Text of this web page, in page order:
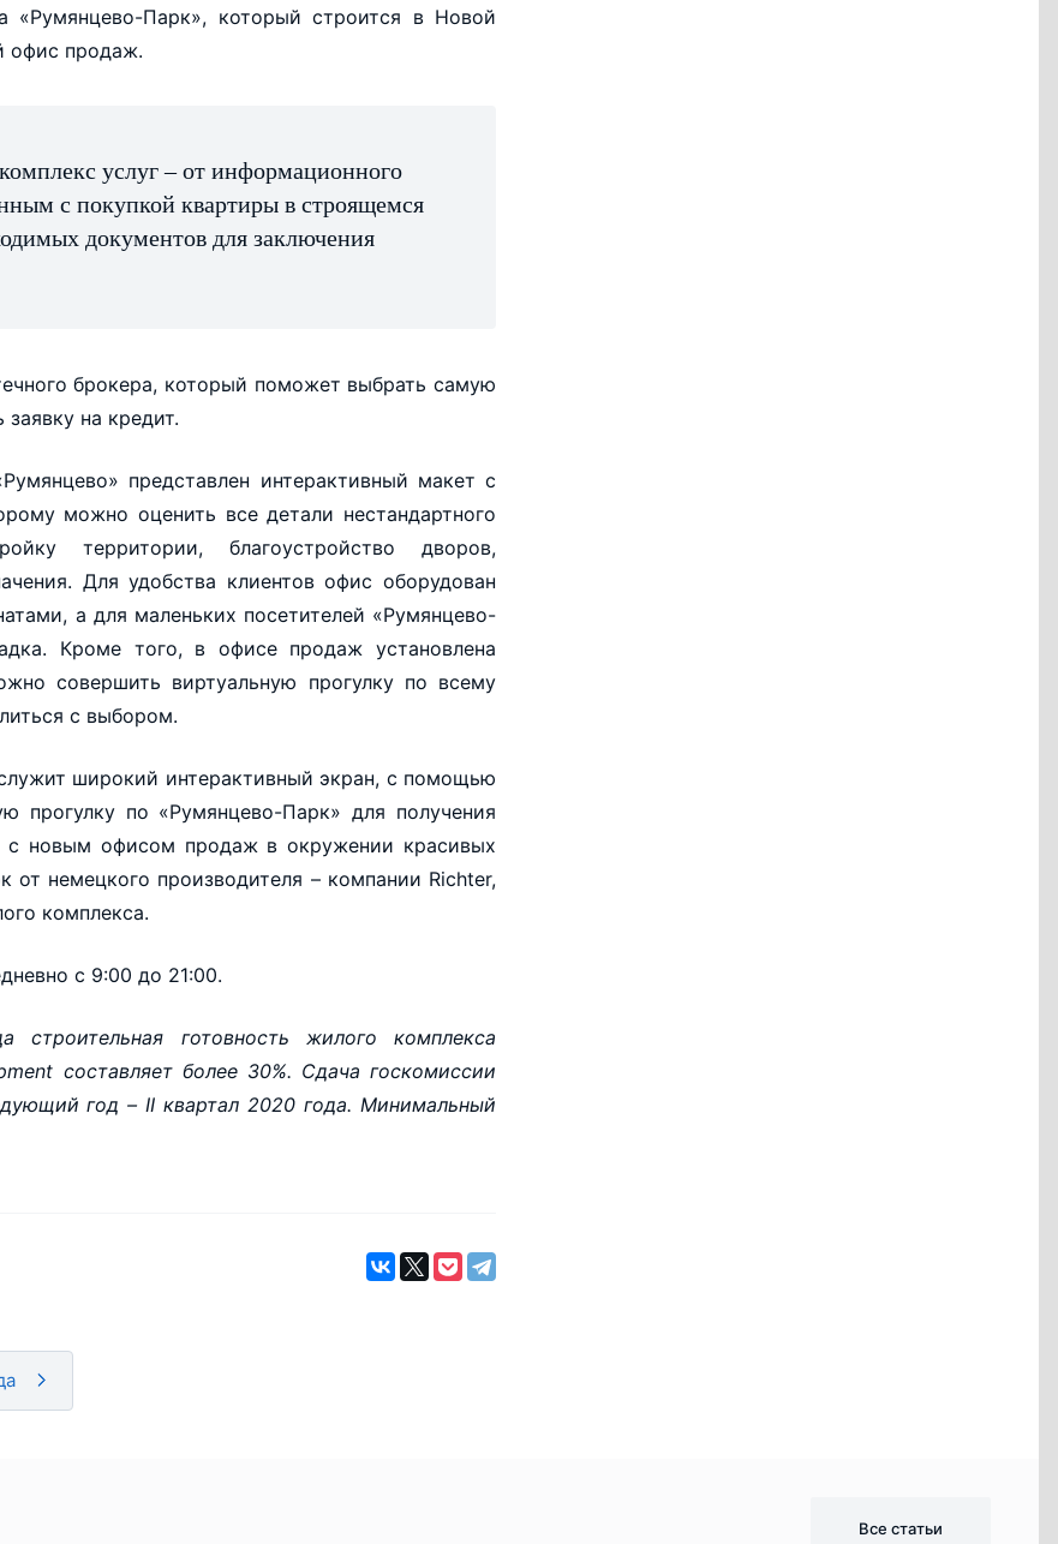
«Румянцево-Парк», который строится в Новой
офис продаж.
услуг – от информационного
с покупкой квартиры в строящемся
документов для заключения
брокера, который поможет выбрать самую
на кредит.
представлен интерактивный макет с
можно оценить все детали нестандартного
территории, благоустройство дворов,
Для удобства клиентов офис оборудован
а для маленьких посетителей «Румянцево-
Кроме того, в офисе продаж установлена
совершить виртуальную прогулку по всему
с выбором.
широкий интерактивный экран, с помощью
прогулку по «Румянцево-Парк» для получения
новым офисом продаж в окружении красивых
немецкого производителя – компании Richter,
комплекса.
с 9:00 до 21:00.
готовность жилого комплекса
составляет более 30%. Сдача госкомиссии
год – II квартал 2020 года. Минимальный
Все статьи